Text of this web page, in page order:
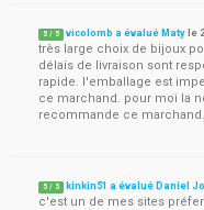
5 / 5 vicolomb a évalué Maty le
très large choix de bijoux
délais de livraison sont
rapide. l'emballage est
ce marchand. pour moi la
recommande ce marchand.
5 / 5 kinkin51 a évalué Daniel
c'est un de mes sites